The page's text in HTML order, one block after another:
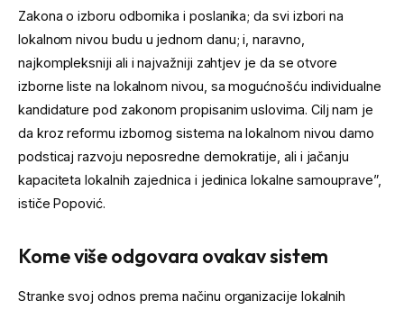
Zakona o izboru odbornika i poslanika; da svi izbori na
lokalnom nivou budu u jednom danu; i, naravno,
najkompleksniji ali i najvažniji zahtjev je da se otvore
izborne liste na lokalnom nivou, sa mogućnošću individualne
kandidature pod zakonom propisanim uslovima. Cilj nam je
da kroz reformu izbornog sistema na lokalnom nivou damo
podsticaj razvoju neposredne demokratije, ali i jačanju
kapaciteta lokalnih zajednica i jedinica lokalne samouprave”,
ističe Popović.
Kome više odgovara ovakav sistem
Stranke svoj odnos prema načinu organizacije lokalnih